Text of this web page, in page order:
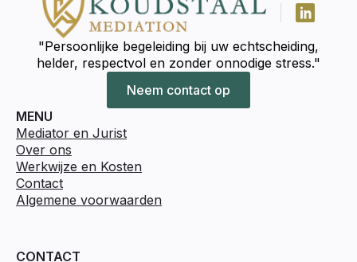
"Persoonlijke begeleiding bij uw echtscheiding,
helder, respectvol en zonder onnodige stress."
Neem contact op
MENU
Mediator en Jurist
Over ons
Werkwijze en Kosten
Contact
Algemene voorwaarden
CONTACT